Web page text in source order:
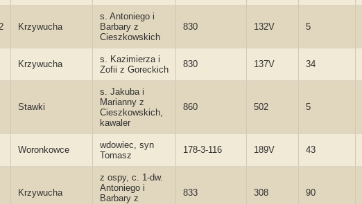
Krzywucha
s. Antoniego i
Barbary z
Cieszkowskich
830 132V 5
Krzywucha
s. Kazimierza i
Zofii z Goreckich
830 137V 34
Stawki
s. Jakuba i
Marianny z
Cieszkowskich,
kawaler
860 502 5
Woronkowce
wdowiec, syn
Tomasz
178-3-116 189V 43
Krzywucha
z ospy, c. 1-dw.
Antoniego i
Barbary z
833 308 90